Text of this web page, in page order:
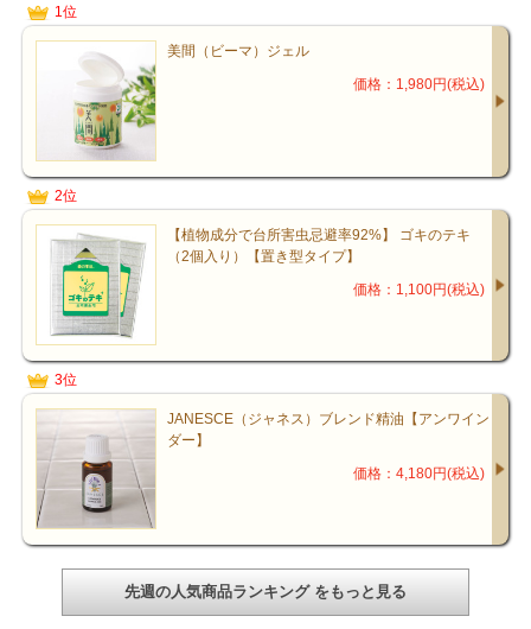
1位
美間（ビーマ）ジェル
価格：1,980円(税込)
2位
【植物成分で台所害虫忌避率92%】 ゴキのテキ
（2個入り）【置き型タイプ】
価格：1,100円(税込)
3位
JANESCE（ジャネス）ブレンド精油【アンワイン
ダー】
価格：4,180円(税込)
先週の人気商品ランキング をもっと見る